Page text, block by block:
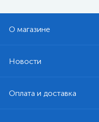
О магазине
Новости
Оплата и доставка